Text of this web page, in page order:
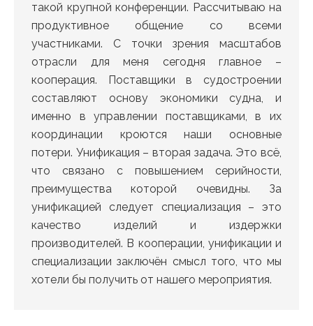
такой крупной конференции. Рассчитываю на
продуктивное общение со всеми
участниками. С точки зрения масштабов
отрасли для меня сегодня главное –
кооперация. Поставщики в судостроении
составляют основу экономики судна, и
именно в управлении поставщиками, в их
координации кроются наши основные
потери. Унификация – вторая задача. Это всё,
что связано с повышением серийности,
преимущества которой очевидны. За
унификацией следует специализация – это
качество изделий и издержки
производителей. В кооперации, унификации и
специализации заключён смысл того, что мы
хотели бы получить от нашего мероприятия.